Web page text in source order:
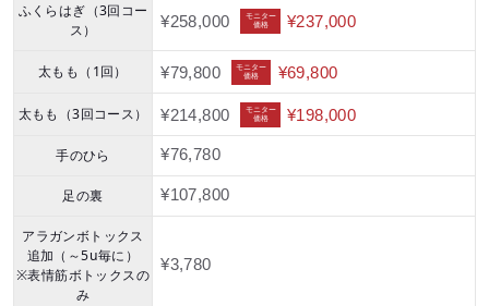
ふくらはぎ（3回コー
ス）
¥258,000
モニター
価格
¥237,000
太もも（1回） ¥79,800
モニター
価格
¥69,800
太もも（3回コース） ¥214,800
モニター
価格
¥198,000
手のひら ¥76,780
足の裏 ¥107,800
アラガンボトックス
追加（～5u毎に）
※表情筋ボトックスの
み
¥3,780